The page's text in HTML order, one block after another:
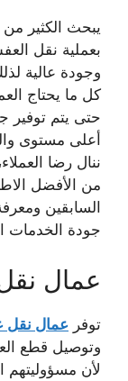
يبحث الكثير
بعملية نقل
وجودة عالية
كل ما يحتاج
حتى يتم توفير
أعلى مستوى
ننال رضا
من الأفضل
السابقين
جودة الخدمات
عمال
توفر عمال
وتوصيل قطع
لأن